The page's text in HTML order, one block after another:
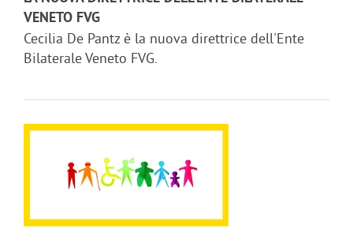
VENETO FVG
Cecilia De Pantz è la nuova direttrice dell'Ente
Bilaterale Veneto FVG.